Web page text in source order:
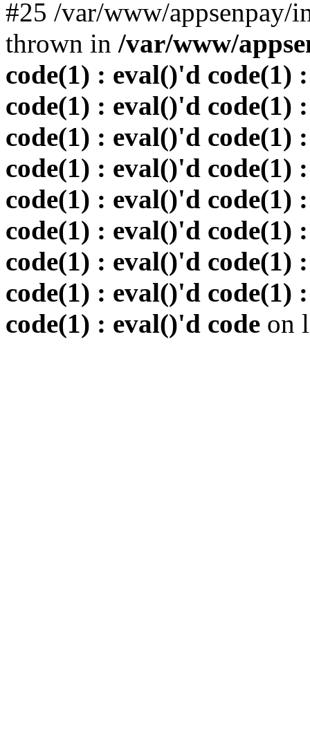
#25 /var/www/
thrown in /var/www/
code(1) : eval()'d code(1)
code(1) : eval()'d code(1)
code(1) : eval()'d code(1)
code(1) : eval()'d code(1)
code(1) : eval()'d code(1)
code(1) : eval()'d code(1)
code(1) : eval()'d code(1)
code(1) : eval()'d code(1)
code(1) : eval()'d code on